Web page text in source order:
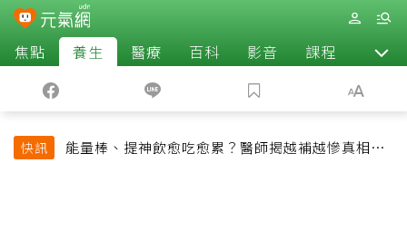
焦點 養生 醫療 百科 影音 課程 退休
快訊
能量棒、提神飲愈吃愈累？醫師揭越補越慘真相：